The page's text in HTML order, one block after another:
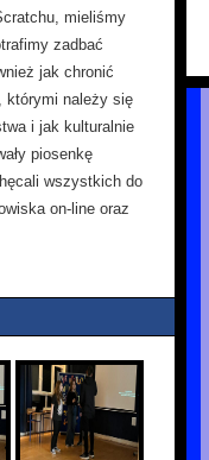
mieliśmy
zadbać
jak chronić
którymi należy się
i jak kulturalnie
piosenkę
wszystkich do
on-line oraz